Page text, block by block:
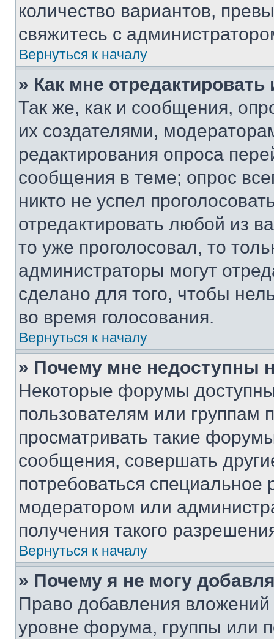
количество вариантов,
свяжитесь с
Вернуться к началу
» Как мне
Так же, как и сообщения,
их создателями,
редактирования опроса
сообщения в теме; опрос
никто не успел
отредактировать любой из
то уже проголосовал, то
администраторы могут
сделано для того, чтобы
во время голосования.
Вернуться к началу
» Почему мне недоступны
Некоторые форумы
пользователям или группам
просматривать такие
сообщения, совершать
потребоваться
модератором или
получения такого
Вернуться к началу
» Почему я не могу
Право добавления
уровне форума, группы или